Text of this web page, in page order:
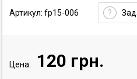
Артикул: fp15-006 ?
Цена: 120 грн.